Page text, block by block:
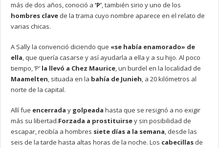
más de dos años, conoció a‘P’, también sirio y uno de los
hombres clave de la trama cuyo nombre aparece en el relato de
varias chicas.
A Sally la convenció diciendo que «se había enamorado» de
ella, que quería casarse y así ayudarla a ella y a su hijo. Al poco
tiempo, ‘P’ la llevó a Chez Maurice, un burdel en la localidad de
Maamelten, situada en la bahía de Junieh, a 20 kilómetros al
norte de la capital.
Allí fue encerrada y golpeada hasta que se resignó a no exigir
más su libertad.Forzada a prostituirsey sin posibilidad de
escapar, recibía a hombres siete días a la semana, desde las
seis de la tarde hasta altas horas de la noche. Los cabecillas de